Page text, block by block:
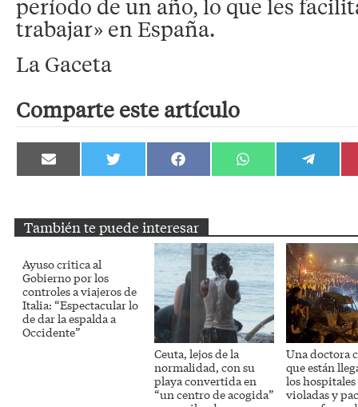
período de un año, lo que les
trabajar» en España.
La Gaceta
Comparte este artículo
Compartir
en
Compartir
en
Compartir
en
Compartir
en
Compartir
en
También te puede interesar
Ayuso critica al
Gobierno por los
controles a viajeros de
Italia: “Espectacular lo
de dar la espalda a
Occidente”
Ceuta, lejos de la
normalidad, con su
playa convertida en
“un centro de acogida”
Una doctora
que están
los
violadas y